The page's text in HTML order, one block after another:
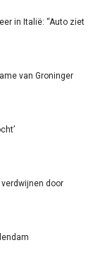
in Italië: “Auto ziet
van Groninger
verdwijnen door